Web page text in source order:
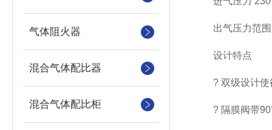
气体阻火器
混合气体配比器
混合气体配比柜
出气压力范围
设计特点
? 双级设计使
? 隔膜阀带90°